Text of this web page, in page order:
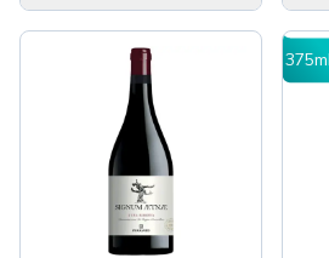
375ml